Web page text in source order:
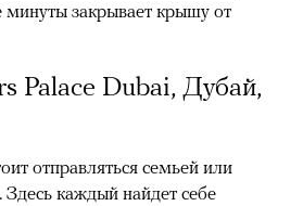
минуты закрывает крышу от
Palace Dubai, Дубай,
отправляться семьей или
каждый найдет себе